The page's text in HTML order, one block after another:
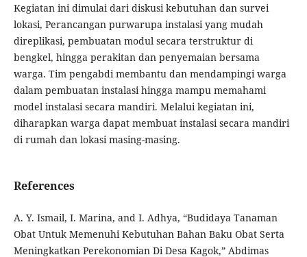
Kegiatan ini dimulai dari diskusi kebutuhan dan survei
lokasi, Perancangan purwarupa instalasi yang mudah
direplikasi, pembuatan modul secara terstruktur di
bengkel, hingga perakitan dan penyemaian bersama
warga. Tim pengabdi membantu dan mendampingi warga
dalam pembuatan instalasi hingga mampu memahami
model instalasi secara mandiri. Melalui kegiatan ini,
diharapkan warga dapat membuat instalasi secara mandiri
di rumah dan lokasi masing-masing.
References
A. Y. Ismail, I. Marina, and I. Adhya, “Budidaya Tanaman
Obat Untuk Memenuhi Kebutuhan Bahan Baku Obat Serta
Meningkatkan Perekonomian Di Desa Kagok,” Abdimas